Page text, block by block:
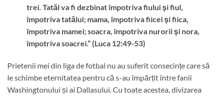
trei. Tatăl va fi dezbinat împotriva fiului şi fiul,
împotriva tatălui; mama, împotriva fiicei şi fiica,
împotriva mamei; soacra, împotriva nurorii şi nora,
împotriva soacrei.” (Luca 12:49-53)
Prietenii mei din liga de fotbal nu au suferit consecințe care să
le schimbe eternitatea pentru că s-au împărțit între fanii
Washingtonului și ai Dallasului. Cu toate acestea, divizarea